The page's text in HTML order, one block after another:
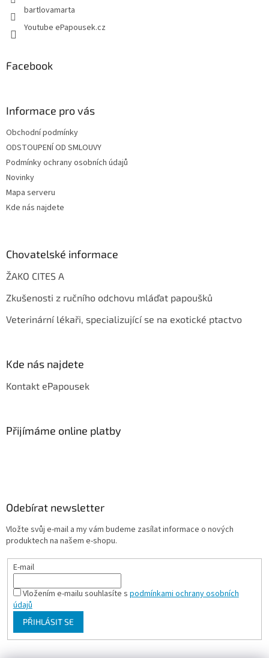
bartlovamarta
Youtube ePapousek.cz
Facebook
Informace pro vás
Obchodní podmínky
ODSTOUPENÍ OD SMLOUVY
Podmínky ochrany osobních údajů
Novinky
Mapa serveru
Kde nás najdete
Chovatelské informace
ŽAKO CITES A
Zkušenosti z ručního odchovu mláďat papoušků
Veterinární lékaři, specializující se na exotické ptactvo
Kde nás najdete
Kontakt ePapousek
Přijímáme online platby
Odebírat newsletter
Vložte svůj e-mail a my vám budeme zasílat informace o nových
produktech na našem e-shopu.
E-mail
Vložením e-mailu souhlasíte s podmínkami ochrany osobních
údajů
PŘIHLÁSIT SE